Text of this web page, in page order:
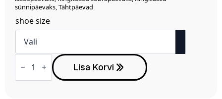
sünnipäevaks Tähtpäevad
shoe size
Miku
sandaalid
must
Lisa Korvi